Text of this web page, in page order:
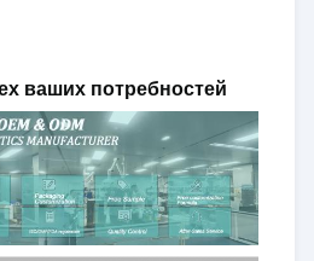
ваших потребностей